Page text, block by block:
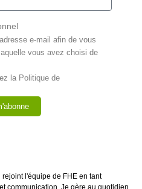
e-mail afin de vous
vous avez choisi de
la Politique de
l'équipe de FHE en tant
communication. Je gère au quotidien